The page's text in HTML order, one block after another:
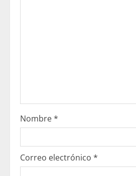
o
Nombre*
Correo electrónico *